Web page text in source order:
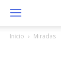
Inicio Miradas